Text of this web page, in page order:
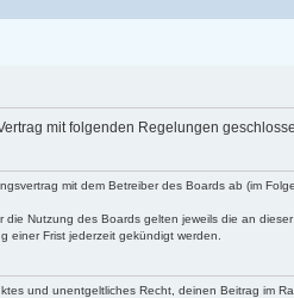
mit folgenden Regelungen
mit dem Betreiber des Boards ab (im
Nutzung des Boards gelten jeweils die an
einer Frist jederzeit gekündigt werden.
und unentgeltliches Recht, deinen Beitrag im